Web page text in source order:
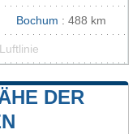
Bochum : 488 km
DER